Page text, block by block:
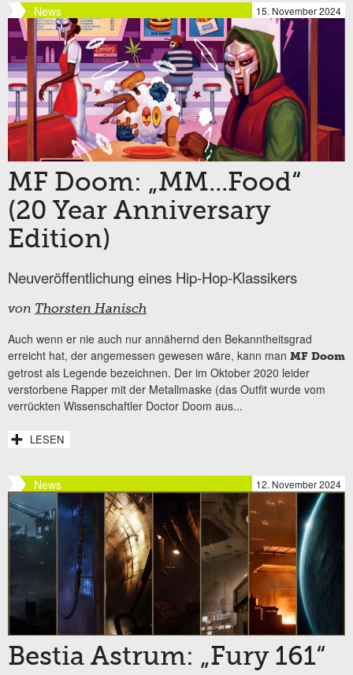
News 15. November 2024
MF Doom: „MM...Food“
(20 Year Anniversary
Edition)
Neuveröffentlichung eines Hip-Hop-Klassikers
von Thorsten Hanisch
Auch wenn er nie auch nur annähernd den Bekanntheitsgrad
erreicht hat, der angemessen gewesen wäre, kann man MF Doom
getrost als Legende bezeichnen. Der im Oktober 2020 leider
verstorbene Rapper mit der Metallmaske (das Outfit wurde vom
verrückten Wissenschaftler Doctor Doom aus...
LESEN
News 12. November 2024
Bestia Astrum: „Fury 161“